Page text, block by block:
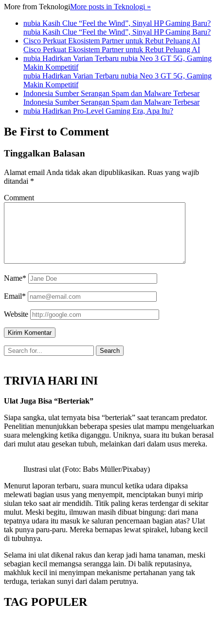
More from TeknologiMore posts in Teknologi »
nubia Kasih Clue “Feel the Wind”, Sinyal HP Gaming Baru?
nubia Kasih Clue “Feel the Wind”, Sinyal HP Gaming Baru?
Cisco Perkuat Ekosistem Partner untuk Rebut Peluang AI
Cisco Perkuat Ekosistem Partner untuk Rebut Peluang AI
nubia Hadirkan Varian Terbaru nubia Neo 3 GT 5G, Gaming
Makin Kompetitif
nubia Hadirkan Varian Terbaru nubia Neo 3 GT 5G, Gaming
Makin Kompetitif
Indonesia Sumber Serangan Spam dan Malware Terbesar
Indonesia Sumber Serangan Spam dan Malware Terbesar
nubia Hadirkan Pro-Level Gaming Era, Apa Itu?
Be First to Comment
Tinggalkan Balasan
Alamat email Anda tidak akan dipublikasikan. Ruas yang wajib
ditandai *
Comment
Name*
Email*
Website
TRIVIA HARI INI
Ulat Juga Bisa “Berteriak”
Siapa sangka, ulat ternyata bisa “berteriak” saat terancam predator.
Penelitian menunjukkan beberapa spesies ulat mampu mengeluarkan
suara melengking ketika diganggu. Uniknya, suara itu bukan berasal
dari mulut atau gesekan tubuh, melainkan dari dalam usus mereka.
Ilustrasi ulat (Foto: Babs Müller/Pixabay)
Menurut laporan terbaru, suara muncul ketika udara dipaksa
melewati bagian usus yang menyempit, menciptakan bunyi mirip
siulan teko saat air mendidih. Titik paling keras terdengar di sekitar
mulut. Meski begitu, ilmuwan masih dibuat bingung: dari mana
tepatnya udara itu masuk ke saluran pencernaan bagian atas? Ulat
tak punya paru-paru. Mereka bernapas lewat spirakel, lubang kecil
di tubuhnya.
Selama ini ulat dikenal rakus dan kerap jadi hama tanaman, meski
sebagian kecil memangsa serangga lain. Di balik reputasinya,
makhluk kecil ini menyimpan mekanisme pertahanan yang tak
terduga, teriakan sunyi dari dalam perutnya.
TAG POPULER